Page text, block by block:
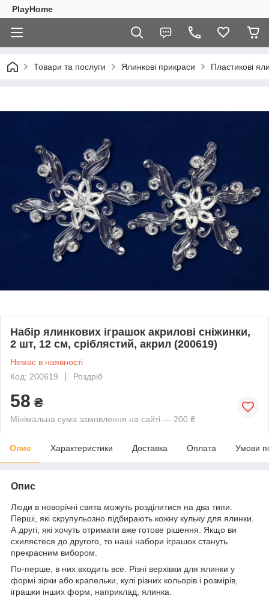
PlayHome
Товари та послуги Ялинкові прикраси Пластикові
Набір ялинкових іграшок акрилові сніжинки,
2 шт, 12 см, сріблястий, акрил (200619)
Немає в наявності
Код: 200619
Роздріб
58 ₴
Мінімальна сума замовлення на сайті — 200 ₴
Опис Характеристики Доставка Оплата Умови
Опис
Люди в новорічні свята можуть розділитися на два типи.
Перші, які скрупульозно підбирають кожну кульку для ялинки.
А другі, які хочуть отримати вже готове рішення. Якщо ви
схиляєтеся до другого, то наші набори іграшок стануть
прекрасним вибором.
По-перше, в них входить все. Різні верхівки для ялинки у
формі зірки або крапельки, кулі різних кольорів і розмірів,
іграшки інших форм, наприклад, ялинка.